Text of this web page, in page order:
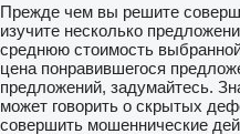
Прежде чем вы решите
изучите несколько
среднюю стоимость
цена понравившегося
предложений, задумайтесь.
может говорить о скрытых
совершить мошеннические